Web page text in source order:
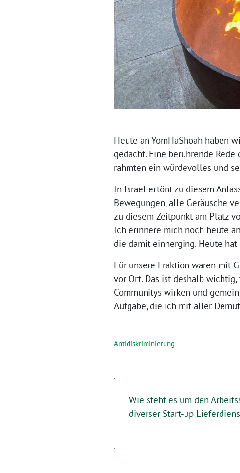
⁨Heute an YomHaShoah haben
gedacht. Eine berührende
rahmten ein würdevolles und
In Israel ertönt zu diesem
Bewegungen, alle Geräusche
zu diesem Zeitpunkt am Platz
Ich erinnere mich noch heute
die damit einherging. Heute
Für unsere Fraktion waren mit
vor Ort. Das ist deshalb
Communitys wirken und
Aufgabe, die ich mit aller
Antidiskriminierung
Wie steht es um den
diverser Start-up